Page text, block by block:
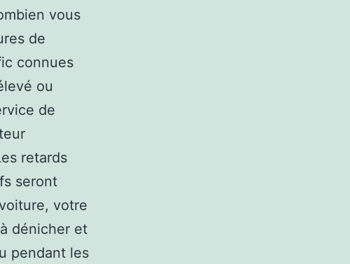
vous
de
connues
ou
de
retards
seront
votre
dénicher et
pendant les